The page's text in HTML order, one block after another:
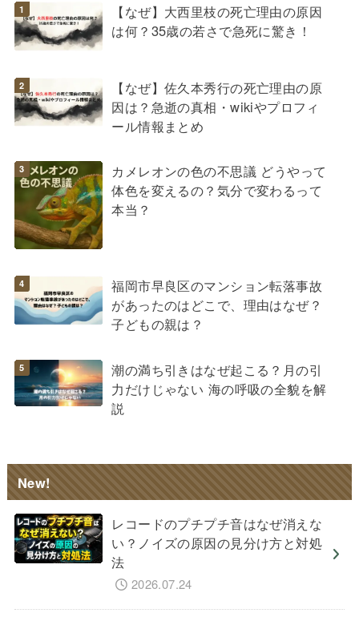
【なぜ】大西里枝の死亡理由の原因
は何？35歳の若さで急死に驚き！
【なぜ】佐久本秀行の死亡理由の原
因は？急逝の真相・wikiやプロフィ
ール情報まとめ
カメレオンの色の不思議 どうやって
体色を変えるの？気分で変わるって
本当？
福岡市早良区のマンション転落事故
があったのはどこで、理由はなぜ？
子どもの親は？
潮の満ち引きはなぜ起こる？月の引
力だけじゃない 海の呼吸の全貌を解
説
New!
レコードのプチプチ音はなぜ消えな
い？ノイズの原因の見分け方と対処
法
2026.07.24